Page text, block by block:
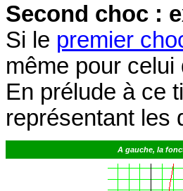
Second choc :
Si le premier
même pour
En prélude à ce
représentant les
A gauche, la